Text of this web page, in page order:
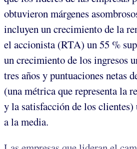
obtuvieron márgenes
incluyen un crecimiento de la
el accionista (RTA) un 55 %
un crecimiento de los ingresos
tres años y puntuaciones netas
(una métrica que representa la
y la satisfacción de los clientes)
a la media.